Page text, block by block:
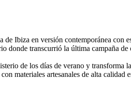
Ibiza en versión contemporánea con
donde transcurrió la última campaña
de los días de verano y transforma
materiales artesanales de alta